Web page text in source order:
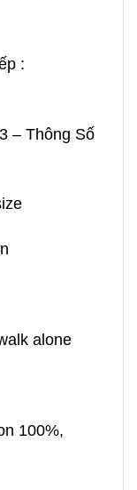
:
– Thông Số
alone
100%,